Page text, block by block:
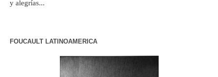
y alegrías...
FOUCAULT LATINOAMERICA